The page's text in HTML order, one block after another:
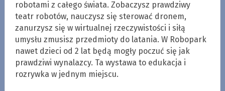
robotami z całego świata. Zobaczysz prawdziwy
teatr robotów, nauczysz się sterować dronem,
zanurzysz się w wirtualnej rzeczywistości i siłą
umysłu zmusisz przedmioty do latania. W Robopark
nawet dzieci od 2 lat będą mogły poczuć się jak
prawdziwi wynalazcy. Ta wystawa to edukacja i
rozrywka w jednym miejscu.